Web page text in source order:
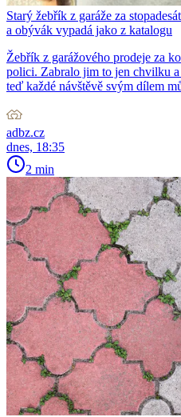
Starý žebřík z garáže za
a obývák vypadá jako z katalogu
Žebřík z garážového prodeje za
polici. Zabralo jim to jen chvilku
teď každé návštěvě svým dílem
adbz.cz
dnes, 18:35
2 min